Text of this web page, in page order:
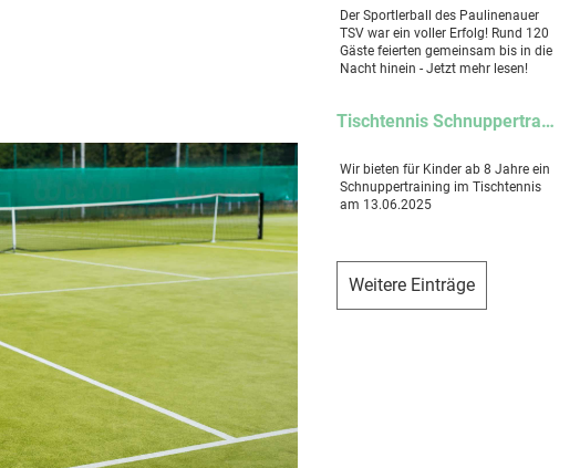
Der Sportlerball des Paulinenauer
TSV war ein voller Erfolg! Rund 120
Gäste feierten gemeinsam bis in die
Nacht hinein - Jetzt mehr lesen!
Tischtennis Schnuppertraining für Kinder
Wir bieten für Kinder ab 8 Jahre ein
Schnuppertraining im Tischtennis
am 13.06.2025
Weitere Einträge